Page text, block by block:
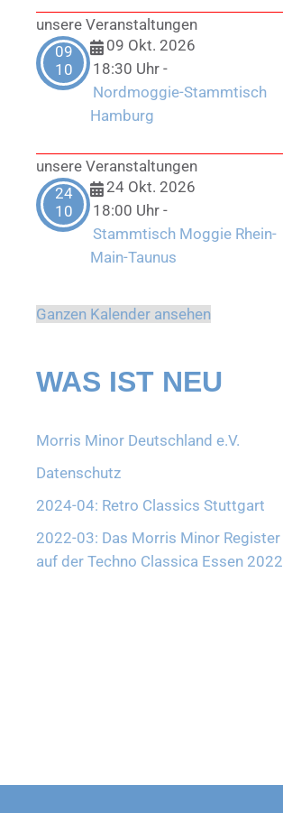
unsere Veranstaltungen
09
10
09 Okt. 2026
18:30 Uhr -
Nordmoggie-Stammtisch
Hamburg
unsere Veranstaltungen
24
10
24 Okt. 2026
18:00 Uhr -
Stammtisch Moggie Rhein-
Main-Taunus
Ganzen Kalender ansehen
WAS IST NEU
Morris Minor Deutschland e.V.
Datenschutz
2024-04: Retro Classics Stuttgart
2022-03: Das Morris Minor Register
auf der Techno Classica Essen 2022